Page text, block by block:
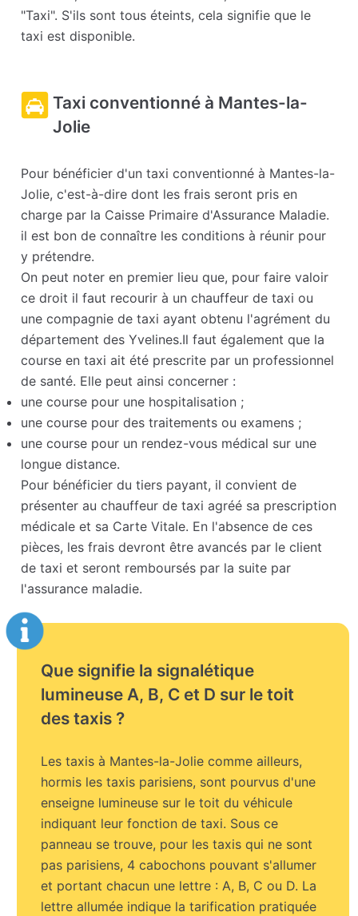
"Taxi". S'ils sont tous éteints, cela signifie que le
taxi est disponible.
Taxi conventionné à Mantes-la-
Jolie
Pour bénéficier d'un taxi conventionné à Mantes-la-
Jolie, c'est-à-dire dont les frais seront pris en
charge par la Caisse Primaire d'Assurance Maladie.
il est bon de connaître les conditions à réunir pour
y prétendre.
On peut noter en premier lieu que, pour faire valoir
ce droit il faut recourir à un chauffeur de taxi ou
une compagnie de taxi ayant obtenu l'agrément du
département des Yvelines.Il faut également que la
course en taxi ait été prescrite par un professionnel
de santé. Elle peut ainsi concerner :
une course pour une hospitalisation ;
une course pour des traitements ou examens ;
une course pour un rendez-vous médical sur une
longue distance.
Pour bénéficier du tiers payant, il convient de
présenter au chauffeur de taxi agréé sa prescription
médicale et sa Carte Vitale. En l'absence de ces
pièces, les frais devront être avancés par le client
de taxi et seront remboursés par la suite par
l'assurance maladie.
Que signifie la signalétique
lumineuse A, B, C et D sur le toit
des taxis ?
Les taxis à Mantes-la-Jolie comme ailleurs,
hormis les taxis parisiens, sont pourvus d'une
enseigne lumineuse sur le toit du véhicule
indiquant leur fonction de taxi. Sous ce
panneau se trouve, pour les taxis qui ne sont
pas parisiens, 4 cabochons pouvant s'allumer
et portant chacun une lettre : A, B, C ou D. La
lettre allumée indique la tarification pratiquée